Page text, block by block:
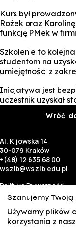
Kurs był
Rożek oraz
funkcję PMek w
Szkolenie to
studentom na
umiejętności z
Inicjatywa jest
uczestnik uzyskał
Wróć
Al. Kijowska 14
30-079 Kraków
+(48) 12 635 68 00
wszib@wszib.edu.pl
Polityka Prywatności
RODO
Identyfikacja wizualna
Szanujemy
Używamy plików
korzystania z